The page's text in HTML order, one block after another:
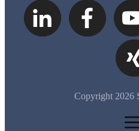
Copyright 2026